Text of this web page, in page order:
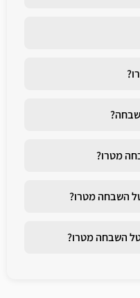
מטרו?
השבחה מטרו?
השבחה מטרו?